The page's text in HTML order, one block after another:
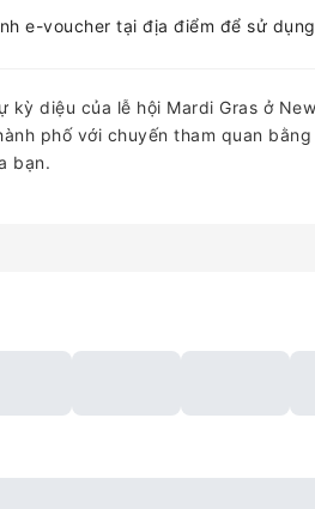
e-voucher tại địa điểm để sử
diệu của lễ hội Mardi Gras ở
phố với chuyến tham quan
bạn.